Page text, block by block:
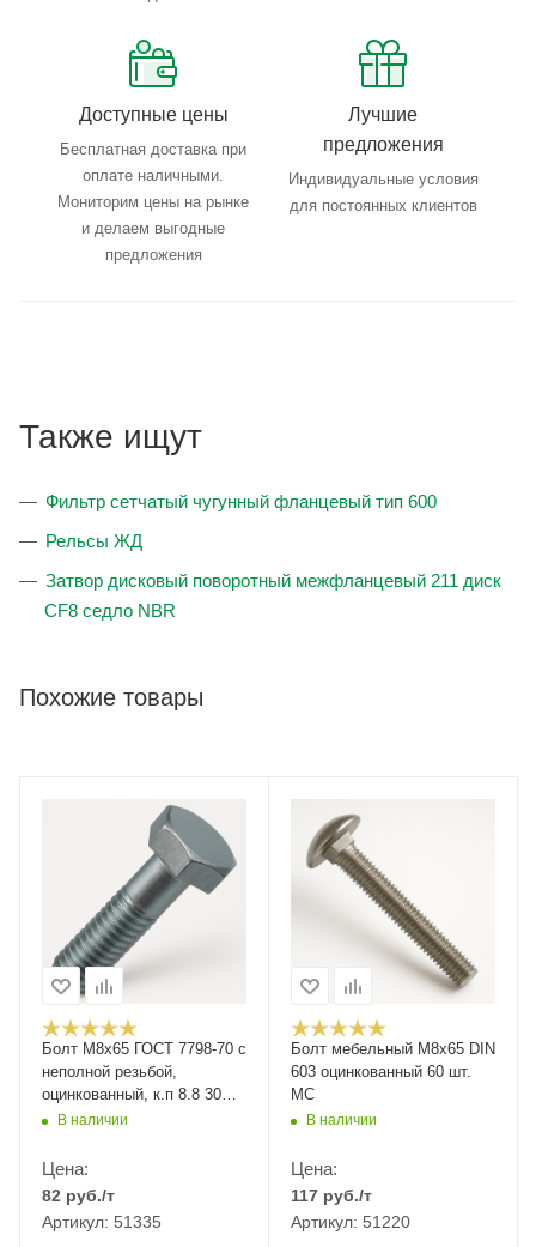
Доступные цены
Бесплатная доставка при
оплате наличными.
Мониторим цены на рынке
и делаем выгодные
предложения
Лучшие
предложения
Индивидуальные условия
для постоянных клиентов
Также ищут
Фильтр сетчатый чугунный фланцевый тип 600
Рельсы ЖД
Затвор дисковый поворотный межфланцевый 211 диск
CF8 седло NBR
Похожие товары
Болт М8х65 ГОСТ 7798-70 с
неполной резьбой,
оцинкованный, к.п 8.8 30
шт. МС
В наличии
Цена:
82 руб./т
Артикул: 51335
Болт мебельный M8x65 DIN
603 оцинкованный 60 шт.
МС
В наличии
Цена:
117 руб./т
Артикул: 51220